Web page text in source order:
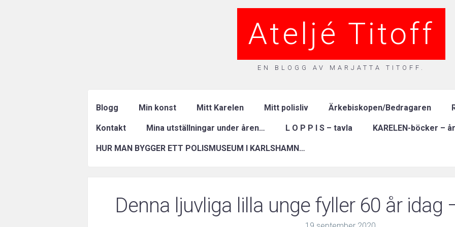
Ateljé Titoff
EN BLOGG AV MARJATTA TITOFF.
Blogg Min konst Mitt Karelen Mitt polisliv Ärkebiskopen/Bedragaren
Kontakt Mina utställningar under åren… L O P P I S – tavla KARELEN-böcker –
HUR MAN BYGGER ETT POLISMUSEUM I KARLSHAMN…
Denna ljuvliga lilla unge fyller 60 år idag